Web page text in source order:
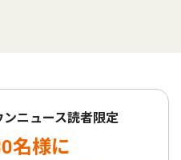
ンニュース読者限定
名様に